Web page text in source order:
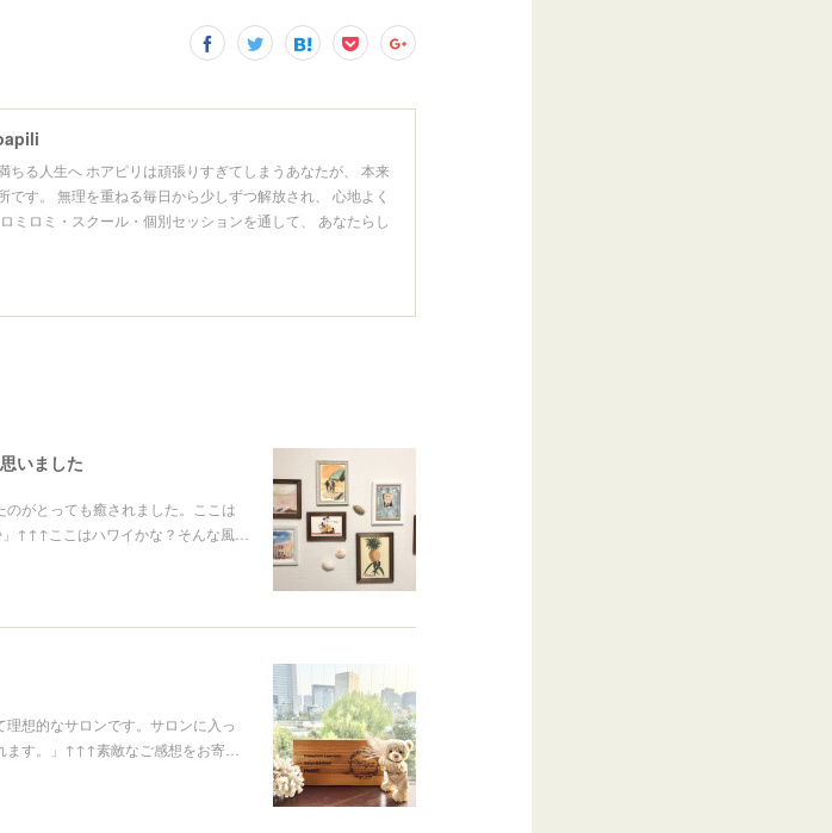
ちる人生へ ホアピリは頑張りすぎてしまうあなたが、 本来
です。 無理を重ねる毎日から少しずつ解放され、 心地よく
ミロミ・スクール・個別セッションを通して、 あなたらし
いました
のがとっても癒されました。ここは
↑↑↑ここはハワイかな？そんな風…
理想的なサロンです。サロンに入っ
ます。」↑↑↑素敵なご感想をお寄…